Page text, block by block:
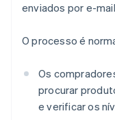
enviados por e-
O processo é
Os
procurar
e verificar os